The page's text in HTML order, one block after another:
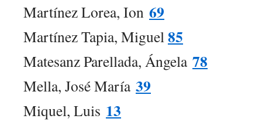
Martínez Lorea, Ion 69
Martínez Tapia, Miguel85
Matesanz Parellada, Ángela 78
Mella, José María 39
Miquel, Luis 13